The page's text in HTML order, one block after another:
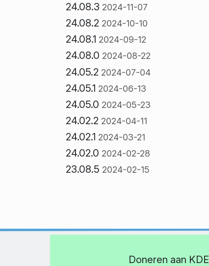
24.08.3 2024-11-07
24.08.2 2024-10-10
24.08.1 2024-09-12
24.08.0 2024-08-22
24.05.2 2024-07-04
24.05.1 2024-06-13
24.05.0 2024-05-23
24.02.2 2024-04-11
24.02.1 2024-03-21
24.02.0 2024-02-28
23.08.5 2024-02-15
Doneren aan KDE